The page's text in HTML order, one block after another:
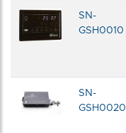
SN-
GSH0010
SN-
GSH0020